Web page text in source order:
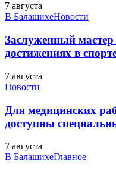
7 августа
В БалашихеНовости
Заслуженный
достижениях в
7 августа
Новости
Для медицинских
доступны
7 августа
В БалашихеГлавное